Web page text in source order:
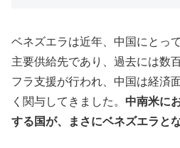
ベネズエラは近年、中国にとっ
主要供給先であり、過去には数
フラ支援が行われ、中国は経済
く関与してきました。 中南米に
する国が、まさにベネズエラと